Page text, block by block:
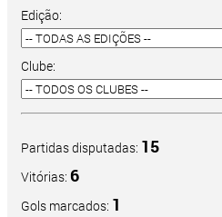
Edição:
Clube:
Partidas disputadas: 15
Vitórias: 6
Gols marcados: 1